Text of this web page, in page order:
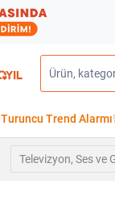
Turuncu Trend
Televizyon, Ses ve